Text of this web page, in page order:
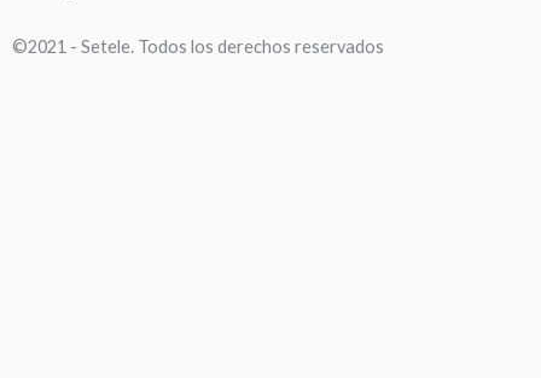
©2021 - Setele. Todos los derechos reservados